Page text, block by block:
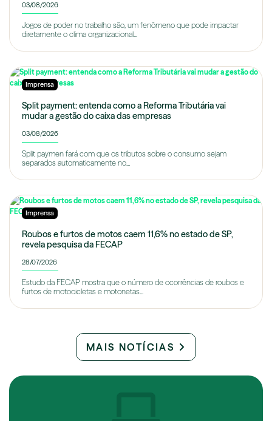
03/08/2026
Jogos de poder no trabalho são, um fenômeno que pode impactar
diretamente o clima organizacional...
Imprensa
Split payment: entenda como a Reforma Tributária vai
mudar a gestão do caixa das empresas
03/08/2026
Split paymen fará com que os tributos sobre o consumo sejam
separados automaticamente no...
Imprensa
Roubos e furtos de motos caem 11,6% no estado de SP,
revela pesquisa da FECAP
28/07/2026
Estudo da FECAP mostra que o número de ocorrências de roubos e
furtos de motocicletas e motonetas...
MAIS NOTÍCIAS